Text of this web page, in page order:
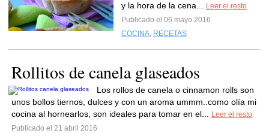
y la hora de la cena...
Leer el resto
Publicado el 06 mayo 2016
COCINA, RECETAS
Rollitos de canela glaseados
Los rollos de canela o cinnamon rolls son
unos bollos tiernos, dulces y con un aroma ummm..como olía mi
cocina al hornearlos, son ideales para tomar en el...
Leer el resto
Publicado el 21 abril 2016